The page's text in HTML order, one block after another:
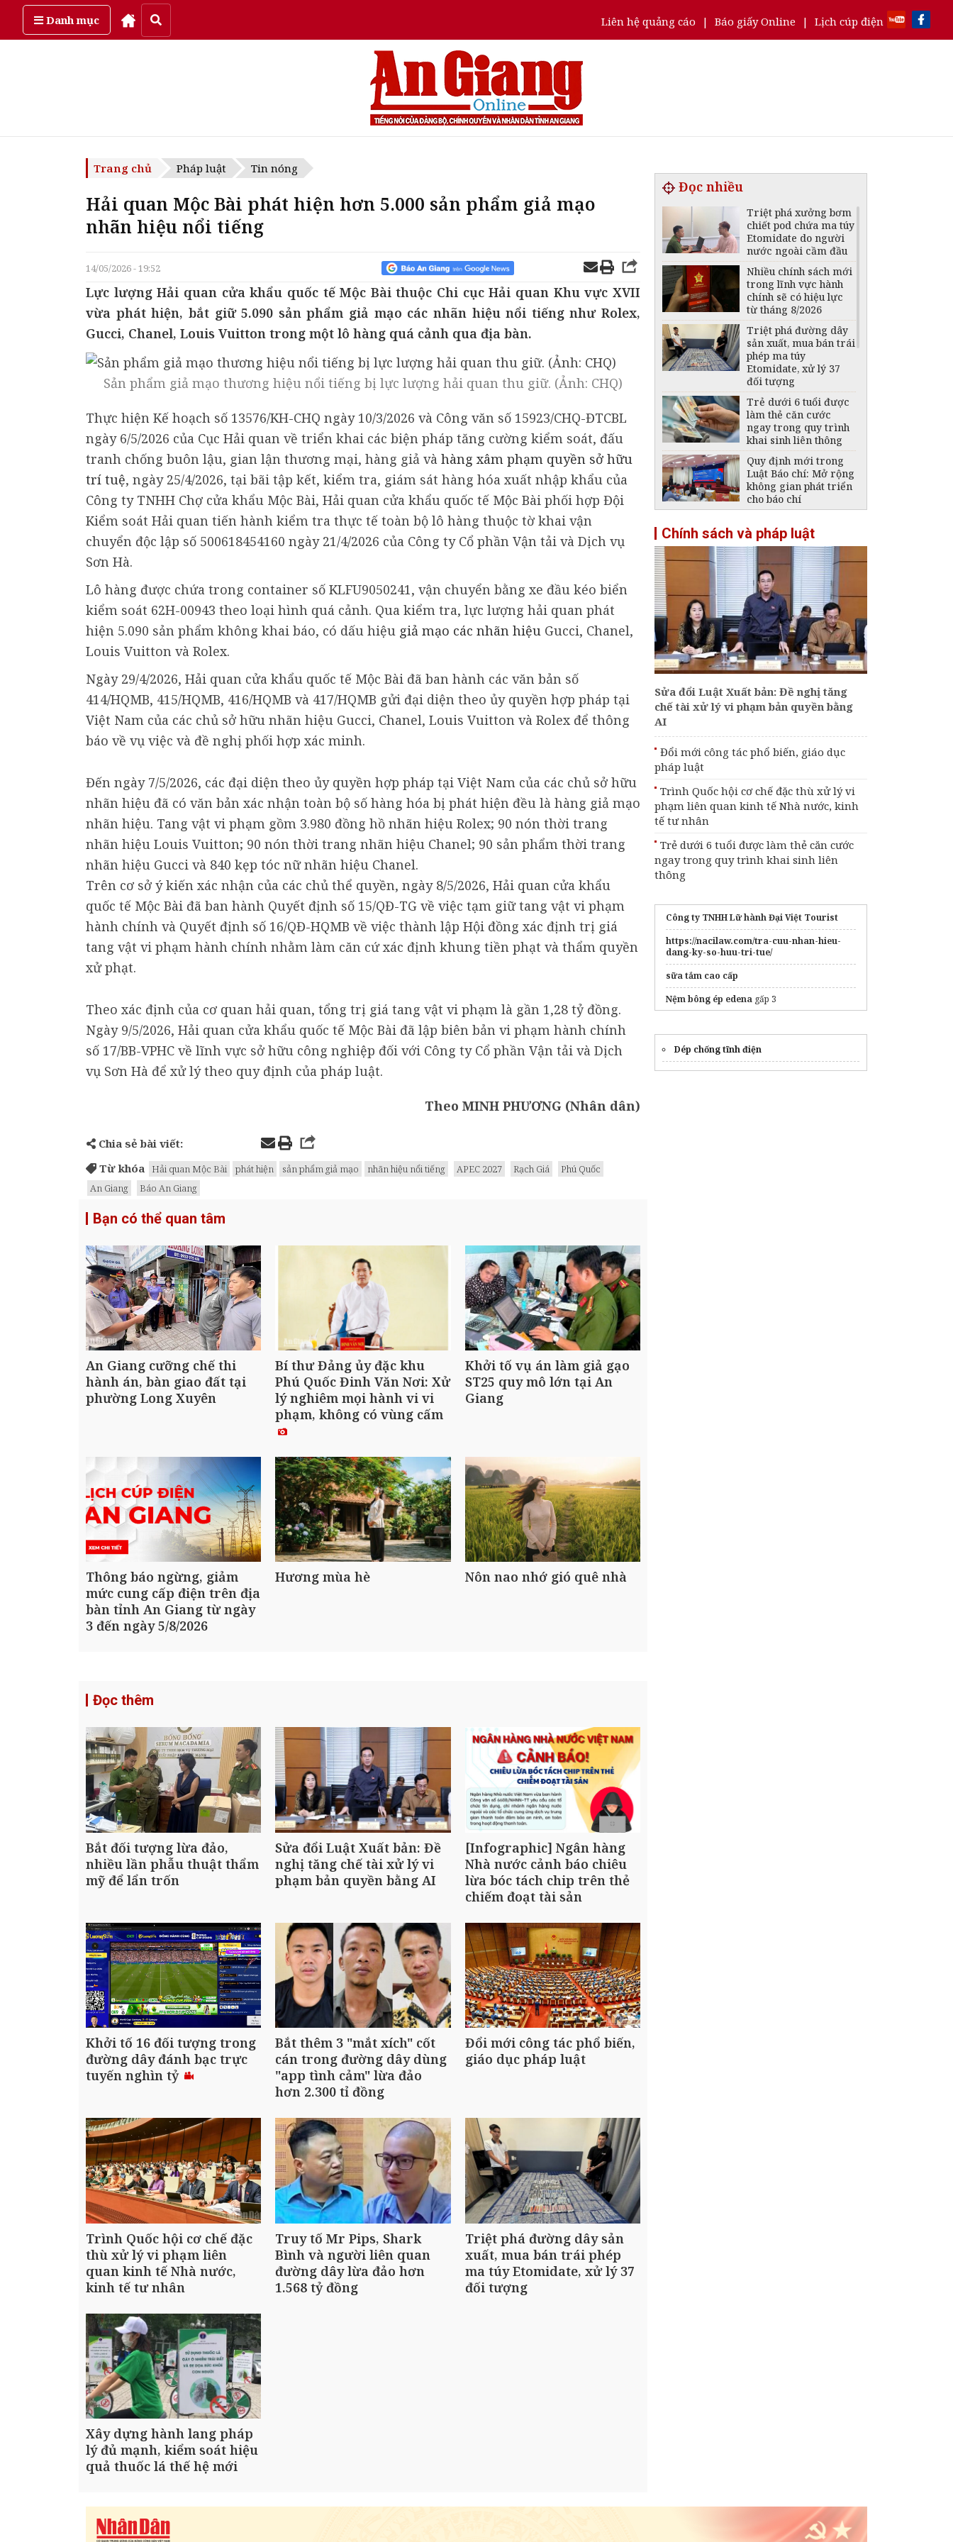
Danh mục Liên hệ quảng cáo | Báo giấy Online | Lịch cúp điện
Thứ năm, ngày 6/08/2026
Trang chủ Pháp luật Tin nóng
Hải quan Mộc Bài phát hiện hơn 5.000 sản phẩm giả mạo
nhãn hiệu nổi tiếng
14/05/2026 - 19:52
Lực lượng Hải quan cửa khẩu quốc tế Mộc Bài thuộc Chi cục Hải quan Khu vực XVII
vừa phát hiện, bắt giữ 5.090 sản phẩm giả mạo các nhãn hiệu nổi tiếng như Rolex,
Gucci, Chanel, Louis Vuitton trong một lô hàng quá cảnh qua địa bàn.
Sản phẩm giả mạo thương hiệu nổi tiếng bị lực lượng hải quan thu giữ. (Ảnh: CHQ)
Thực hiện Kế hoạch số 13576/KH-CHQ ngày 10/3/2026 và Công văn số 15923/CHQ-ĐTCBL
ngày 6/5/2026 của Cục Hải quan về triển khai các biện pháp tăng cường kiểm soát, đấu
tranh chống buôn lậu, gian lận thương mại, hàng giả và hàng xâm phạm quyền sở hữu
trí tuệ, ngày 25/4/2026, tại bãi tập kết, kiểm tra, giám sát hàng hóa xuất nhập khẩu của
Công ty TNHH Chợ cửa khẩu Mộc Bài, Hải quan cửa khẩu quốc tế Mộc Bài phối hợp Đội
Kiểm soát Hải quan tiến hành kiểm tra thực tế toàn bộ lô hàng thuộc tờ khai vận
chuyển độc lập số 500618454160 ngày 21/4/2026 của Công ty Cổ phần Vận tải và Dịch vụ
Sơn Hà.
Lô hàng được chứa trong container số KLFU9050241, vận chuyển bằng xe đầu kéo biển
kiểm soát 62H-00943 theo loại hình quá cảnh. Qua kiểm tra, lực lượng hải quan phát
hiện 5.090 sản phẩm không khai báo, có dấu hiệu giả mạo các nhãn hiệu Gucci, Chanel,
Louis Vuitton và Rolex.
Ngày 29/4/2026, Hải quan cửa khẩu quốc tế Mộc Bài đã ban hành các văn bản số
414/HQMB, 415/HQMB, 416/HQMB và 417/HQMB gửi đại diện theo ủy quyền hợp pháp tại
Việt Nam của các chủ sở hữu nhãn hiệu Gucci, Chanel, Louis Vuitton và Rolex để thông
báo về vụ việc và đề nghị phối hợp xác minh.
Đến ngày 7/5/2026, các đại diện theo ủy quyền hợp pháp tại Việt Nam của các chủ sở hữu
nhãn hiệu đã có văn bản xác nhận toàn bộ số hàng hóa bị phát hiện đều là hàng giả mạo
nhãn hiệu. Tang vật vi phạm gồm 3.980 đồng hồ nhãn hiệu Rolex; 90 nón thời trang
nhãn hiệu Louis Vuitton; 90 nón thời trang nhãn hiệu Chanel; 90 sản phẩm thời trang
nhãn hiệu Gucci và 840 kẹp tóc nữ nhãn hiệu Chanel.
Trên cơ sở ý kiến xác nhận của các chủ thể quyền, ngày 8/5/2026, Hải quan cửa khẩu
quốc tế Mộc Bài đã ban hành Quyết định số 15/QĐ-TG về việc tạm giữ tang vật vi phạm
hành chính và Quyết định số 16/QĐ-HQMB về việc thành lập Hội đồng xác định trị giá
tang vật vi phạm hành chính nhằm làm căn cứ xác định khung tiền phạt và thẩm quyền
xử phạt.
Theo xác định của cơ quan hải quan, tổng trị giá tang vật vi phạm là gần 1,28 tỷ đồng.
Ngày 9/5/2026, Hải quan cửa khẩu quốc tế Mộc Bài đã lập biên bản vi phạm hành chính
số 17/BB-VPHC về lĩnh vực sở hữu công nghiệp đối với Công ty Cổ phần Vận tải và Dịch
vụ Sơn Hà để xử lý theo quy định của pháp luật.
Theo MINH PHƯƠNG (Nhân dân)
Chia sẻ bài viết:
Từ khóa
Hải quan Mộc Bài phát hiện sản phẩm giả mạo nhãn hiệu nổi tiếng APEC 2027 Rạch Giá
Phú Quốc
An Giang
Báo An Giang
Bạn có thể quan tâm
An Giang cưỡng chế thi
hành án, bàn giao đất tại
phường Long Xuyên
Bí thư Đảng ủy đặc khu
Phú Quốc Đinh Văn Nơi: Xử
lý nghiêm mọi hành vi vi
phạm, không có vùng cấm
Khởi tố vụ án làm giả gạo
ST25 quy mô lớn tại An
Giang
Thông báo ngừng, giảm
mức cung cấp điện trên địa
bàn tỉnh An Giang từ ngày
3 đến ngày 5/8/2026
Hương mùa hè Nôn nao nhớ gió quê nhà
Đọc thêm
Bắt đối tượng lừa đảo,
nhiều lần phẫu thuật thẩm
mỹ để lẩn trốn
Sửa đổi Luật Xuất bản: Đề
nghị tăng chế tài xử lý vi
phạm bản quyền bằng AI
[Infographic] Ngân hàng
Nhà nước cảnh báo chiêu
lừa bóc tách chip trên thẻ
chiếm đoạt tài sản
Khởi tố 16 đối tượng trong
đường dây đánh bạc trực
tuyến nghìn tỷ
Bắt thêm 3 "mắt xích" cốt
cán trong đường dây dùng
"app tình cảm" lừa đảo
hơn 2.300 tỉ đồng
Đổi mới công tác phổ biến,
giáo dục pháp luật
Trình Quốc hội cơ chế đặc
thù xử lý vi phạm liên
quan kinh tế Nhà nước,
kinh tế tư nhân
Truy tố Mr Pips, Shark
Bình và người liên quan
đường dây lừa đảo hơn
1.568 tỷ đồng
Triệt phá đường dây sản
xuất, mua bán trái phép
ma túy Etomidate, xử lý 37
đối tượng
Xây dựng hành lang pháp
lý đủ mạnh, kiểm soát hiệu
quả thuốc lá thế hệ mới
Đọc nhiều
Triệt phá xưởng bơm
chiết pod chứa ma túy
Etomidate do người
nước ngoài cầm đầu
Nhiều chính sách mới
trong lĩnh vực hành
chính sẽ có hiệu lực
từ tháng 8/2026
Triệt phá đường dây
sản xuất, mua bán trái
phép ma túy
Etomidate, xử lý 37
đối tượng
Trẻ dưới 6 tuổi được
làm thẻ căn cước
ngay trong quy trình
khai sinh liên thông
Quy định mới trong
Luật Báo chí: Mở rộng
không gian phát triển
cho báo chí
pháp lý đủ mạnh,
kiểm soát hiệu quả
thuốc lá thế hệ mới
Chính sách và pháp luật
Sửa đổi Luật Xuất bản: Đề nghị tăng
chế tài xử lý vi phạm bản quyền bằng
AI
Đổi mới công tác phổ biến, giáo dục
pháp luật
Trình Quốc hội cơ chế đặc thù xử lý vi
phạm liên quan kinh tế Nhà nước, kinh
tế tư nhân
Trẻ dưới 6 tuổi được làm thẻ căn cước
ngay trong quy trình khai sinh liên
thông
Công ty TNHH Lữ hành Đại Việt Tourist
https://nacilaw.com/tra-cuu-nhan-hieu-
dang-ky-so-huu-tri-tue/
sữa tắm cao cấp
Nệm bông ép edena gấp 3
tên, sai ngày giờ hoặc thiếu địa điểm.
băng keo chống dột
Dép chống tĩnh điện